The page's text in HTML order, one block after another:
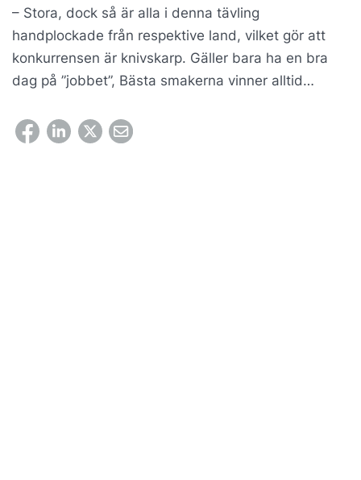
– Stora, dock så är alla i denna tävling
handplockade från respektive land, vilket gör att
konkurrensen är knivskarp. Gäller bara ha en bra
dag på ”jobbet”, Bästa smakerna vinner alltid…